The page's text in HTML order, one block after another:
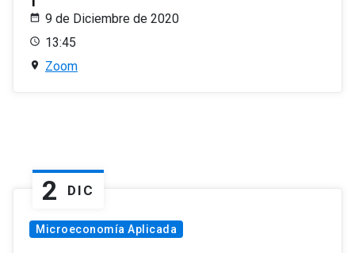
9 de Diciembre de 2020
13:45
Zoom
2 DIC
Microeconomía Aplicada